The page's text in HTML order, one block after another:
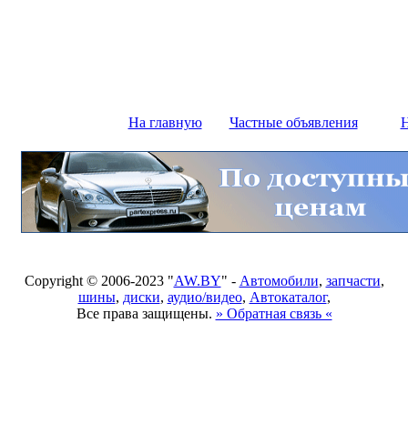
На главную Частные объявления
Copyright © 2006-2023 "AW.BY" - Автомобили, запчасти,
шины, диски, аудио/видео, Автокаталог,
Все права защищены. » Обратная связь «